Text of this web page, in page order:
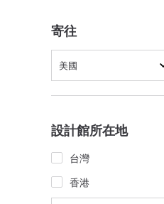
寄往
美國
設計館所在地
台灣
香港